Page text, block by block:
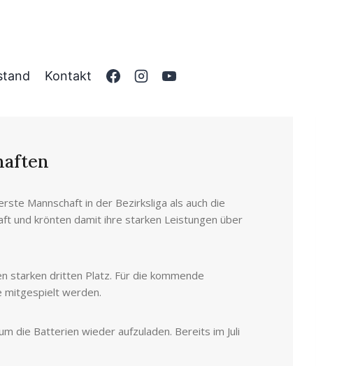
Kontakt
Mannschaft in der Bezirksliga als auch die
und krönten damit ihre starken Leistungen über
starken dritten Platz. Für die kommende
mitgespielt werden.
die Batterien wieder aufzuladen. Bereits im Juli